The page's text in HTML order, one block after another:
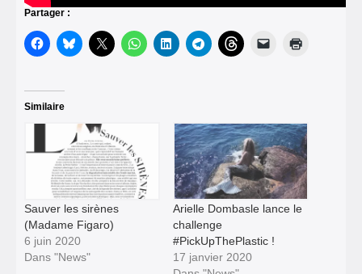
Partager :
Similaire
Sauver les sirènes
(Madame Figaro)
6 juin 2020
Dans "News"
Arielle Dombasle lance le
challenge
#PickUpThePlastic !
17 janvier 2020